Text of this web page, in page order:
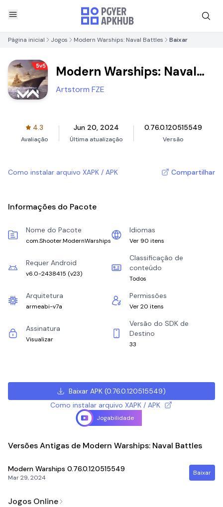
Página inicial Jogos Modern Warships: Naval Battles Baixar
Modern Warships: Naval
Battles
Artstorm FZE
4.3
Avaliação
Jun 20, 2024
Última atualização
0.76.0.120515549
Versão
Como instalar arquivo XAPK / APK Compartilhar
Informações do Pacote
Nome do Pacote
com.Shooter.ModernWarships
Idiomas
Ver 90 itens
Requer Android
v6.0-2438415 (v23)
Classificação de
conteúdo
Todos
Arquitetura
armeabi-v7a
Permissões
Ver 20 itens
Assinatura
Visualizar
Versão do SDK de
Destino
33
Baixar APK (0.76.0.120515549)
Como instalar arquivo XAPK / APK
Jogabilidade
Versões Antigas de Modern Warships: Naval Battles
Modern Warships 0.76.0.120515549
Mar 29, 2024
Baixar
Jogos Online